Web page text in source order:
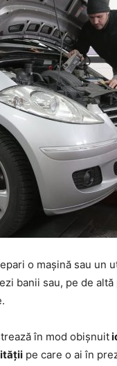
o mașină sau un
banii sau, pe de
în mod obișnuit
pe care o ai în